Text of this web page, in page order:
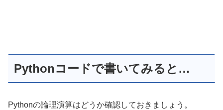
Pythonコードで書いてみると…
Pythonの論理演算はどうか確認しておきましょう。